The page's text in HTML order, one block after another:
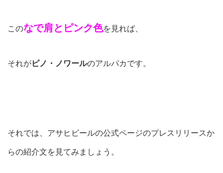
このなで肩とピンク色を見れば、
それがピノ・ノワールのアルパカです。
それでは、アサヒビールの公式ページのプレスリリースか
らの紹介文を見てみましょう。